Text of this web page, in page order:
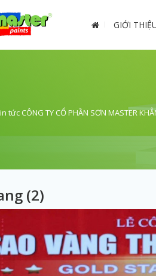
GIỚI
tứcCÔNG TY CỔ PHẦN SƠN MASTER
(2)